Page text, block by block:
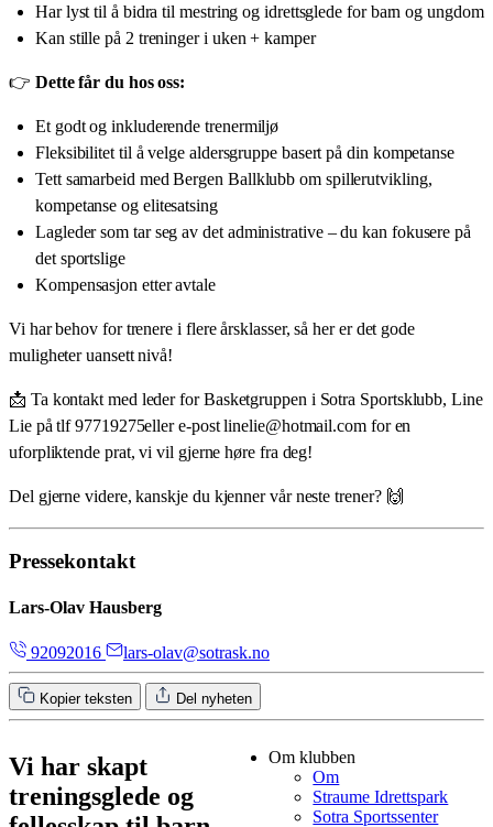
Har lyst til å bidra til mestring og idrettsglede for barn og ungdom
Kan stille på 2 treninger i uken + kamper
👉 Dette får du hos oss:
Et godt og inkluderende trenermiljø
Fleksibilitet til å velge aldersgruppe basert på din kompetanse
Tett samarbeid med Bergen Ballklubb om spillerutvikling,
kompetanse og elitesatsing
Lagleder som tar seg av det administrative – du kan fokusere på
det sportslige
Kompensasjon etter avtale
Vi har behov for trenere i flere årsklasser, så her er det gode
muligheter uansett nivå!
📩 Ta kontakt med leder for Basketgruppen i Sotra Sportsklubb, Line
Lie på tlf 97719275eller e-post linelie@hotmail.com for en
uforpliktende prat, vi vil gjerne høre fra deg!
Del gjerne videre, kanskje du kjenner vår neste trener? 🙌
Pressekontakt
Lars-Olav Hausberg
92092016 lars-olav@sotrask.no
Kopier teksten Del nyheten
Vi har skapt
treningsglede og
Om klubben
Om
Straume Idrettspark
Sotra Sportssenter